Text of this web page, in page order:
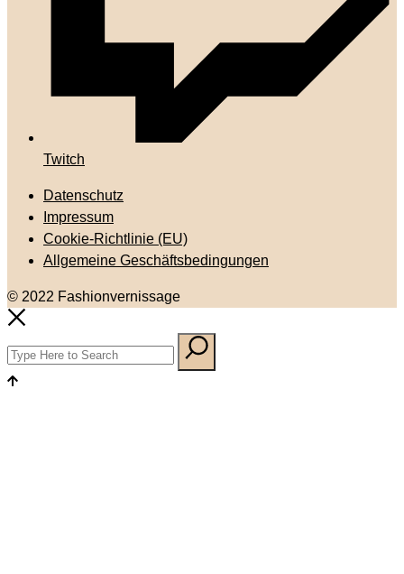
Twitch
Datenschutz
Impressum
Cookie-Richtlinie (EU)
Allgemeine Geschäftsbedingungen
© 2022 Fashionvernissage